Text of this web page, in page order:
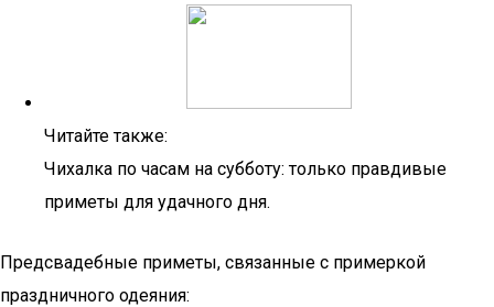
Читайте также:
Чихалка по часам на субботу: только правдивые
приметы для удачного дня.
Предсвадебные приметы, связанные с примеркой
праздничного одеяния: